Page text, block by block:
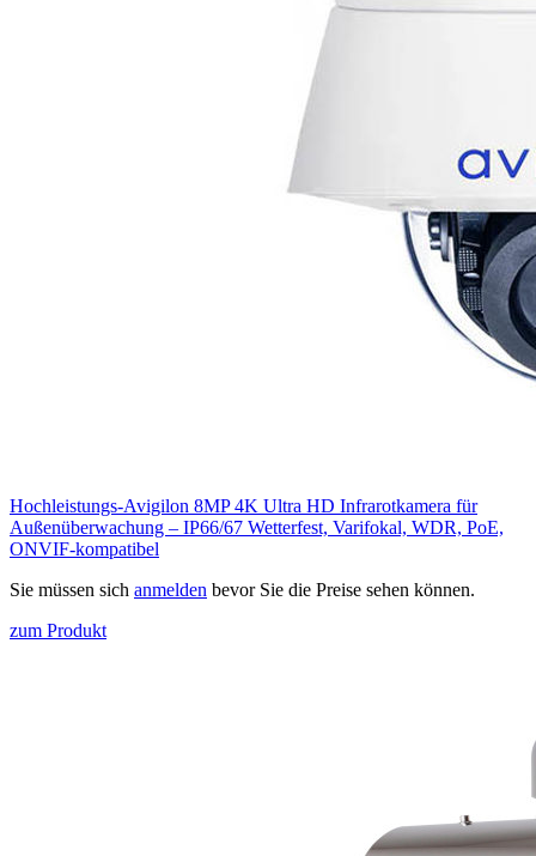
Hochleistungs-Avigilon 8MP 4K Ultra HD Infrarotkamera für
Außenüberwachung – IP66/67 Wetterfest, Varifokal, WDR, PoE,
ONVIF-kompatibel
Sie müssen sich anmelden bevor Sie die Preise sehen können.
zum Produkt